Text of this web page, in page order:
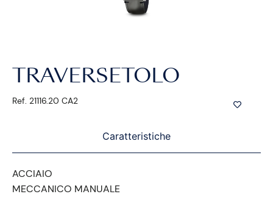
TRAVERSETOLO
Ref. 21116.20 CA2
Caratteristiche
ACCIAIO
MECCANICO MANUALE